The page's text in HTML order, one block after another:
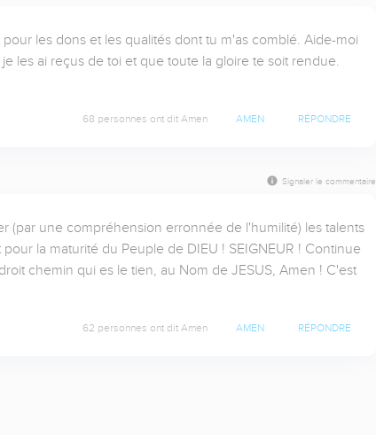
les dons et les qualités dont tu m'as comblé. Aide-moi
les ai reçus de toi et que toute la gloire te soit rendue.
68 personnes ont dit Amen AMEN RÉPONDRE
Signaler le commentaire
(par une compréhension erronnée de l'humilité) les talents
la maturité du Peuple de DIEU ! SEIGNEUR ! Continue
chemin qui es le tien, au Nom de JESUS, Amen ! C'est
62 personnes ont dit Amen AMEN RÉPONDRE